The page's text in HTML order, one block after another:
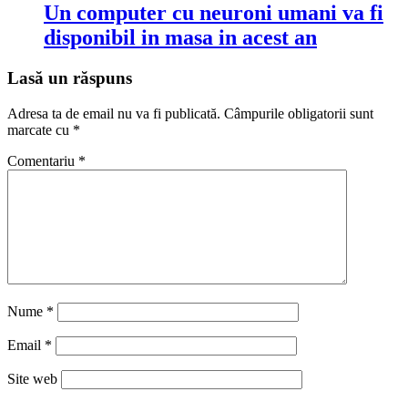
Un computer cu neuroni umani va fi
disponibil in masa in acest an
Lasă un răspuns
Adresa ta de email nu va fi publicată. Câmpurile obligatorii sunt
marcate cu *
Comentariu *
Nume *
Email *
Site web